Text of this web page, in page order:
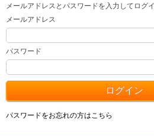
メールアドレスとパスワードを入力してログ
メールアドレス
パスワード
パスワードをお忘れの方はこちら